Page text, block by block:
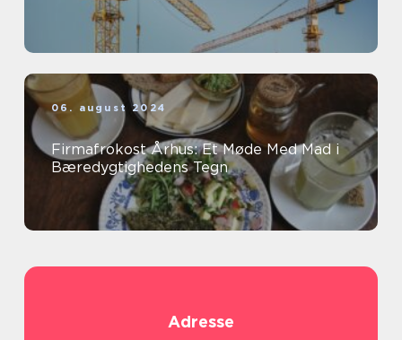
06. august 2024
Firmafrokost Århus: Et Møde Med Mad i
Bæredygtighedens Tegn
Adresse